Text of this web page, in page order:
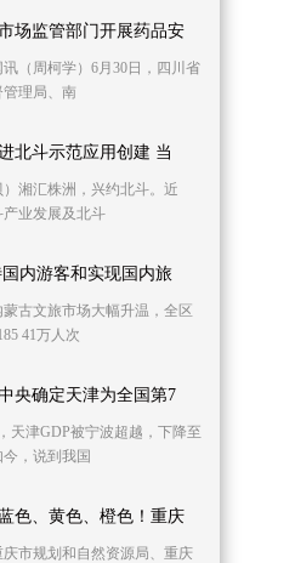
场监管部门开展药品安
（周柯学）6月30日，四川省
理局、南
北斗示范应用创建 当
）湘汇株洲，兴约北斗。近
产业发展及北斗
内游客和实现国内旅
古文旅市场大幅升温，全区
41万人次
央确定天津为全国第7
天津GDP被宁波超越，下降至
，说到我国
色、黄色、橙色！重庆
庆市规划和自然资源局、重庆